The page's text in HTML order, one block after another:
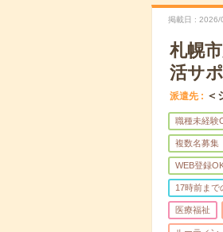
掲載日 2026/
札幌
活サ
派遣先 ＜
職種未経験
複数名募集
WEB登録
17時前まで
医療福祉